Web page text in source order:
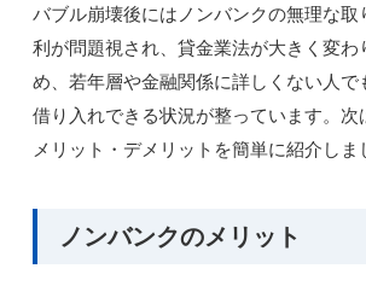
バブル崩壊後にはノンバンクの無理な取
利が問題視され、貸金業法が大きく変わ
め、若年層や金融関係に詳しくない人で
借り入れできる状況が整っています。
メリット・デメリットを簡単に紹介しま
ノンバンクのメリット